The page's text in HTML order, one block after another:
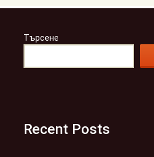
Търсене
Recent Posts